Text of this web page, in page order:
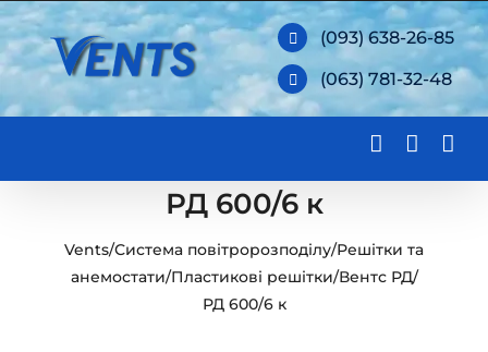
Skip
to
content
(093) 638-26-85
(063) 781-32-48
РД 600/6 к
Vents/Система повітророзподілу/Решітки та
анемостати/Пластикові решітки/Вентс РД/
РД 600/6 к